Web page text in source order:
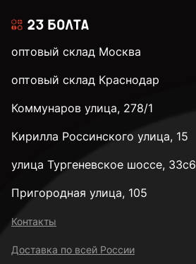
оптовый склад Москва
оптовый склад Краснодар
Коммунаров улица, 278/1
Кирилла Россинского улица, 15
улица Тургеневское шоссе, 33с6
Пригородная улица, 105
Контакты
Доставка по всей России